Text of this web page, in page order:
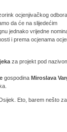
ocjenjivačkog
da će na slijedećim
jednako vrijedne
i prema ocjenama
za projekt pod
gospodina Miroslava
Eto, barem nešto